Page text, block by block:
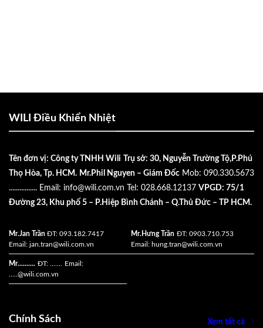
WILI Điều Khiển Nhiệt
Tên đơn vị: Công ty TNHH Wili
Trụ sở: 30, Nguyễn Trường Tộ,P.Phú
Thọ Hòa, Tp. HCM. Mr.Phil Nguyen – Giám Đốc Mob: 090.330.5673
................ Email: info@wili.com.vn Tel: 028.668.12137 VPGD: 75/1
Đường 23, Khu phố 5 – P.Hiệp Bình Chánh – Q.Thủ Đức – TP HCM.
Mr.Jan Trần ĐT: 093.182.7417
Email: jan.tran@wili.com.vn
Mr.Hưng Trần ĐT: 0903.710.753
Email: hung.tran@wili.com.vn
Mr.......... ĐT: ....... Email:
.....@wili.com.vn
Chính Sách Xem tất cả